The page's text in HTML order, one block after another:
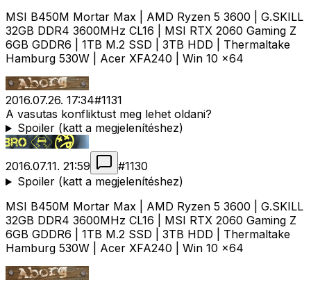
MSI B450M Mortar Max | AMD Ryzen 5 3600 | G.SKILL
32GB DDR4 3600MHz CL16 | MSI RTX 2060 Gaming Z
6GB GDDR6 | 1TB M.2 SSD | 3TB HDD | Thermaltake
Hamburg 530W | Acer XFA240 | Win 10 x64
2016.07.26. 17:34#1131
A vasutas konfliktust meg lehet oldani?
Spoiler (katt a megjelenítéshez)
2016.07.11. 21:59 #1130
Spoiler (katt a megjelenítéshez)
MSI B450M Mortar Max | AMD Ryzen 5 3600 | G.SKILL
32GB DDR4 3600MHz CL16 | MSI RTX 2060 Gaming Z
6GB GDDR6 | 1TB M.2 SSD | 3TB HDD | Thermaltake
Hamburg 530W | Acer XFA240 | Win 10 x64